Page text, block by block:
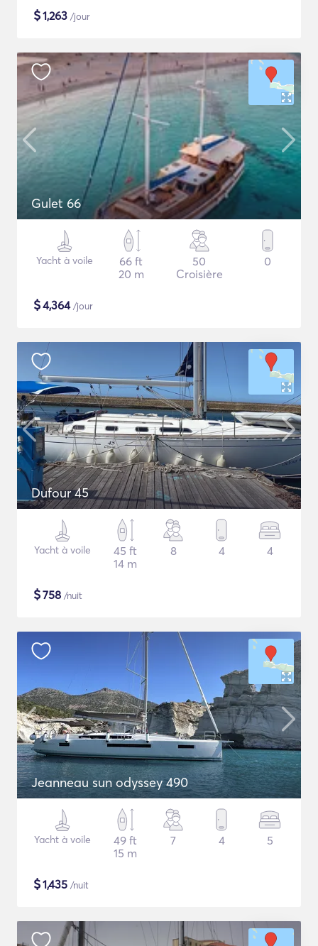
$1,263 /jour
Gulet 66
Yacht à voile
66 ft
20 m
50
Croisière
0
$4,364/jour
Dufour 45
Yacht à voile
45 ft
14 m
8 4 4
$758 /nuit
Jeanneau sun odyssey 490
Yacht à voile
49 ft
15 m
7 4 5
$1,435 /nuit